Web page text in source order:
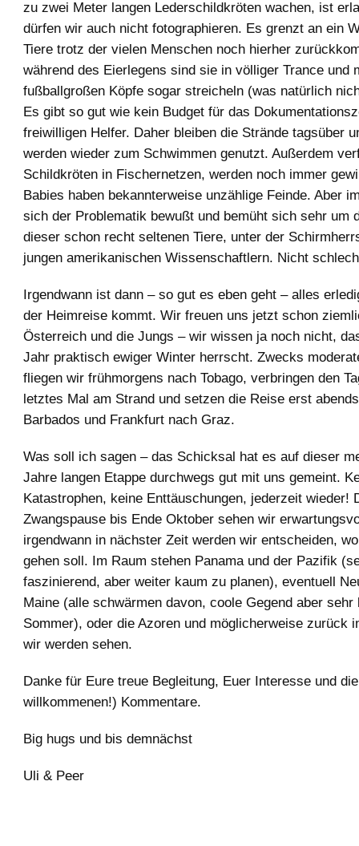
zu zwei Meter langen Lederschildkröten wachen, ist
dürfen wir auch nicht fotographieren. Es grenzt an ein
Tiere trotz der vielen Menschen noch hierher
während des Eierlegens sind sie in völliger Trance und
fußballgroßen Köpfe sogar streicheln (was natürlich
Es gibt so gut wie kein Budget für das
freiwilligen Helfer. Daher bleiben die Strände tagsüber
werden wieder zum Schwimmen genutzt. Außerdem
Schildkröten in Fischernetzen, werden noch immer
Babies haben bekannterweise unzählige Feinde. Aber
sich der Problematik bewußt und bemüht sich sehr um
dieser schon recht seltenen Tiere, unter der
jungen amerikanischen Wissenschaftlern. Nicht
Irgendwann ist dann – so gut es eben geht – alles
der Heimreise kommt. Wir freuen uns jetzt schon
Österreich und die Jungs – wir wissen ja noch nicht,
Jahr praktisch ewiger Winter herrscht. Zwecks
fliegen wir frühmorgens nach Tobago, verbringen den
letztes Mal am Strand und setzen die Reise erst
Barbados und Frankfurt nach Graz.
Was soll ich sagen – das Schicksal hat es auf dieser
Jahre langen Etappe durchwegs gut mit uns gemeint.
Katastrophen, keine Enttäuschungen, jederzeit wieder!
Zwangspause bis Ende Oktober sehen wir
irgendwann in nächster Zeit werden wir entscheiden,
gehen soll. Im Raum stehen Panama und der Pazifik
faszinierend, aber weiter kaum zu planen), eventuell
Maine (alle schwärmen davon, coole Gegend aber sehr
Sommer), oder die Azoren und möglicherweise zurück
wir werden sehen.
Danke für Eure treue Begleitung, Euer Interesse und
willkommenen!) Kommentare.
Big hugs und bis demnächst
Uli & Peer